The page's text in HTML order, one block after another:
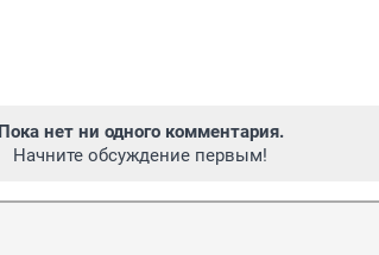
Пока нет ни одного комментария.
Начните обсуждение первым!